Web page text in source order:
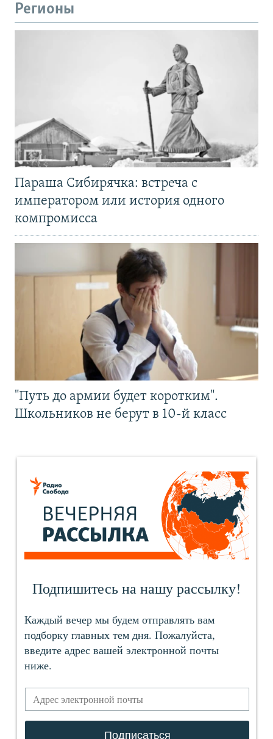
Регионы
Параша Сибирячка: встреча с
императором или история одного
компромисса
"Путь до армии будет коротким".
Школьников не берут в 10-й класс